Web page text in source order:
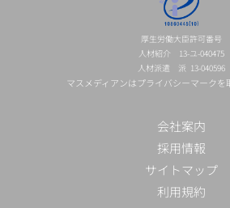
厚生労働大臣許可番号
人材紹介 13-ユ-040475
人材派遣 派 13-040596
マスメディアンはプライバシーマークを
会社案内
採用情報
サイトマップ
利用規約